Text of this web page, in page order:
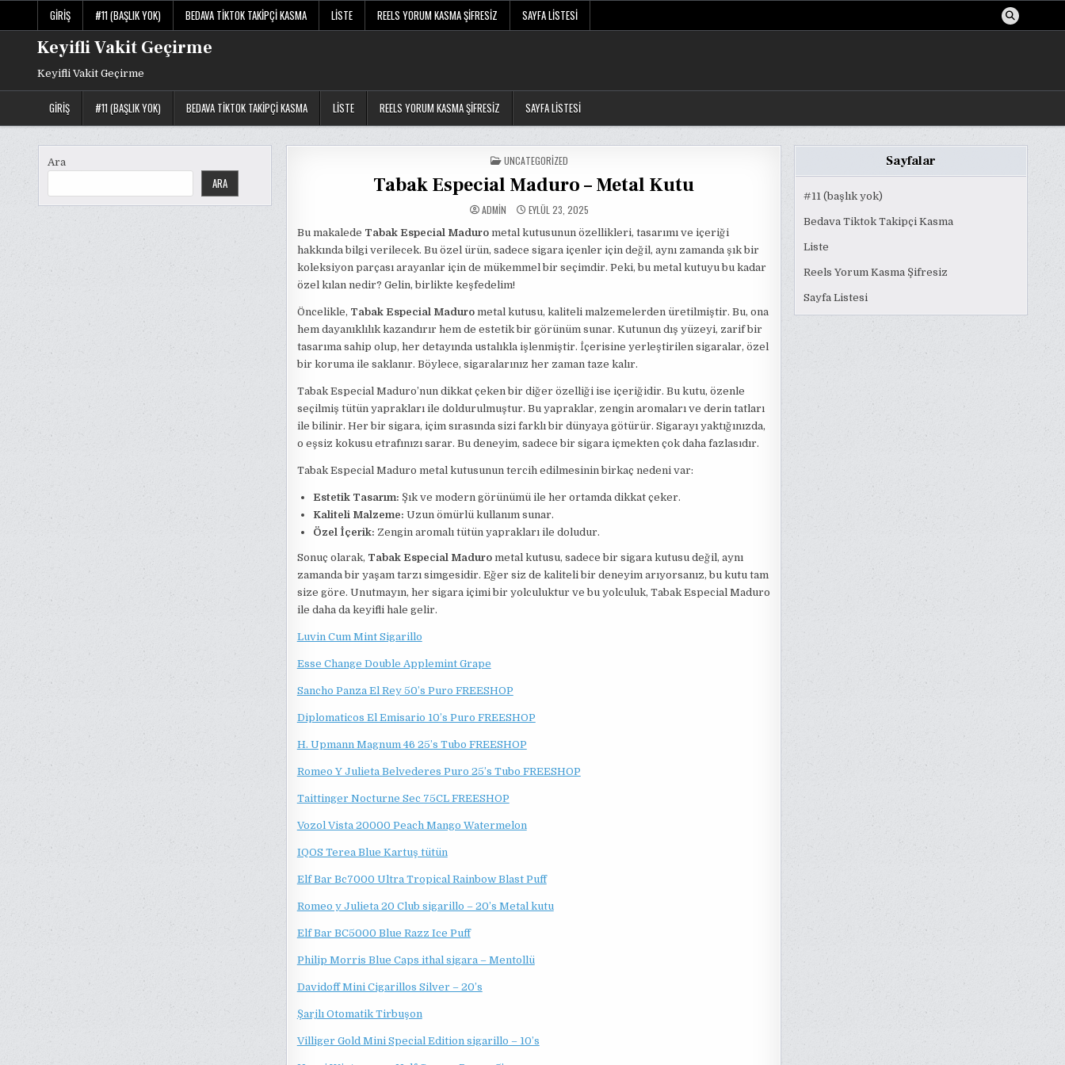
content
GIRIŞ #11 (BAŞLIK YOK) BEDAVA TIKTOK TAKIPÇI KASMA LISTE REELS YORUM KASMA ŞIFRESIZ SAYFA LISTESI
Keyifli Vakit Geçirme
Keyifli Vakit Geçirme
GIRIŞ #11 (BAŞLIK YOK) BEDAVA TIKTOK TAKIPÇI KASMA LISTE REELS YORUM KASMA ŞIFRESIZ SAYFA LISTESI
Ara
ARA
POSTED
IN
UNCATEGORIZED
Tabak Especial Maduro – Metal Kutu
ADMIN EYLÜL 23, 2025
Bu makalede Tabak Especial Madurometal kutusunun özellikleri, tasarımı ve içeriği
hakkında bilgi verilecek. Bu özel ürün, sadece sigara içenler için değil, aynı zamanda şık bir
koleksiyon parçası arayanlar için de mükemmel bir seçimdir. Peki, bu metal kutuyu bu kadar
özel kılan nedir? Gelin, birlikte keşfedelim!
Öncelikle, Tabak Especial Madurometal kutusu, kaliteli malzemelerden üretilmiştir. Bu, ona
hem dayanıklılık kazandırır hem de estetik bir görünüm sunar. Kutunun dış yüzeyi, zarif bir
tasarıma sahip olup, her detayında ustalıkla işlenmiştir. İçerisine yerleştirilen sigaralar, özel
bir koruma ile saklanır. Böylece, sigaralarınız her zaman taze kalır.
Tabak Especial Maduro’nun dikkat çeken bir diğer özelliği ise içeriğidir. Bu kutu, özenle
seçilmiş tütün yaprakları ile doldurulmuştur. Bu yapraklar, zengin aromaları ve derin tatları
ile bilinir. Her bir sigara, içim sırasında sizi farklı bir dünyaya götürür. Sigarayı yaktığınızda,
o eşsiz kokusu etrafınızı sarar. Bu deneyim, sadece bir sigara içmekten çok daha fazlasıdır.
Tabak Especial Maduro metal kutusunun tercih edilmesinin birkaç nedeni var:
Estetik Tasarım: Şık ve modern görünümü ile her ortamda dikkat çeker.
Kaliteli Malzeme: Uzun ömürlü kullanım sunar.
Özel İçerik: Zengin aromalı tütün yaprakları ile doludur.
Sonuç olarak, Tabak Especial Madurometal kutusu, sadece bir sigara kutusu değil, aynı
zamanda bir yaşam tarzı simgesidir. Eğer siz de kaliteli bir deneyim arıyorsanız, bu kutu tam
size göre. Unutmayın, her sigara içimi bir yolculuktur ve bu yolculuk, Tabak Especial Maduro
ile daha da keyifli hale gelir.
Luvin Cum Mint Sigarillo
Esse Change Double Applemint Grape
Sancho Panza El Rey 50’s Puro FREESHOP
Diplomaticos El Emisario 10’s Puro FREESHOP
H. Upmann Magnum 46 25’s Tubo FREESHOP
Romeo Y Julieta Belvederes Puro 25’s Tubo FREESHOP
Taittinger Nocturne Sec 75CL FREESHOP
Vozol Vista 20000 Peach Mango Watermelon
IQOS Terea Blue Kartuş tütün
Elf Bar Bc7000 Ultra Tropical Rainbow Blast Puff
Romeo y Julieta 20 Club sigarillo – 20’s Metal kutu
Elf Bar BC5000 Blue Razz Ice Puff
Philip Morris Blue Caps ithal sigara – Mentollü
Davidoff Mini Cigarillos Silver – 20’s
Şarjlı Otomatik Tirbuşon
Villiger Gold Mini Special Edition sigarillo – 10’s
Sayfalar
#11 (başlık yok)
Bedava Tiktok Takipçi Kasma
Liste
Reels Yorum Kasma Şifresiz
Sayfa Listesi